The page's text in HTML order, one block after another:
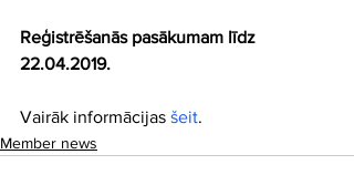
Reģistrēšanās pasākumam līdz
22.04.2019.
Vairāk informācijas šeit.
Member news